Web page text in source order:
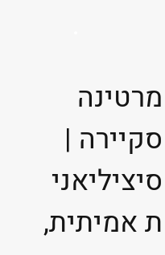
מרטינה
סקיירה |
סיציליאני
ת אמיתית,